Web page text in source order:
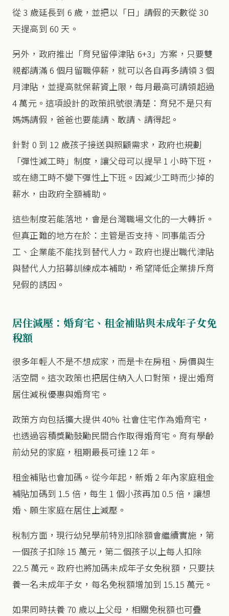
從 3 歲延長到 6 歲，並把以「日」請假的天數從 30
天提高到 60 天。
另外，政府推出「育兒留停津貼 6+3」方案，只要雙
親都請滿 6 個月留職停薪，就可以各自再多請領 3 個
月津貼，並提高就保薪資上限，每月最高可請領超過
4 萬元。這項設計的政策訊號很清楚：育兒不是只有
媽媽請假，爸爸也要能請、敢請、請得起。
針對 0 到 12 歲孩子接送與照顧需求，政府也規劃
「彈性減工時」制度，讓父母可以提早 1 小時下班，
或在總工時不變下彈性上下班。因減少工時而少掉的
薪水，由政府全額補助。
這些制度若能落地，會是台灣職場文化的一大轉折。
但真正難的地方在於：主管是否支持、同事能否分
工、企業能不能找到替代人力。政府也提出職代津貼
與替代人力招募訓練成本補助，希望降低企業排斥育
兒假的誘因。
居住減壓：婚育宅、租金補貼與未成年子女免
稅額
很多年輕人不是不想成家，而是卡在房租、房價與生
活空間。這次政策也把居住納入人口對策，提出婚育
居住減稅優惠與婚育宅。
政策方向包括擴大提供 40% 社會住宅作為婚育宅，
也透過容積獎勵鼓勵民間合作取得婚育宅。育有學齡
前幼兒的家庭，租期最長可達 12 年。
租金補貼也會加碼。從今年起，新婚 2 年內家庭租金
補貼加碼到 1.5 倍，每生 1 個小孩再加 0.5 倍，讓想
婚、願生家庭在居住上減壓。
稅制方面，現行幼兒學前特別扣除額會繼續實施，第
一個孩子扣除 15 萬元，第二個孩子以上每人扣除
22.5 萬元。政府也將加碼未成年子女免稅額，只要扶
養一名未成年子女，每名免稅額增加到 15.15 萬元。
如果同時扶養 70 歲以上父母，相關免稅額也可疊